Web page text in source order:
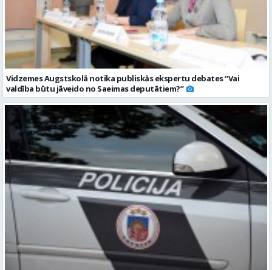
Vidzemes Augstskolā notika publiskās ekspertu debates “Vai
valdība būtu jāveido no Saeimas deputātiem?”
Par laupīšanu Limbažu pagastā policija aiztur vīrieti